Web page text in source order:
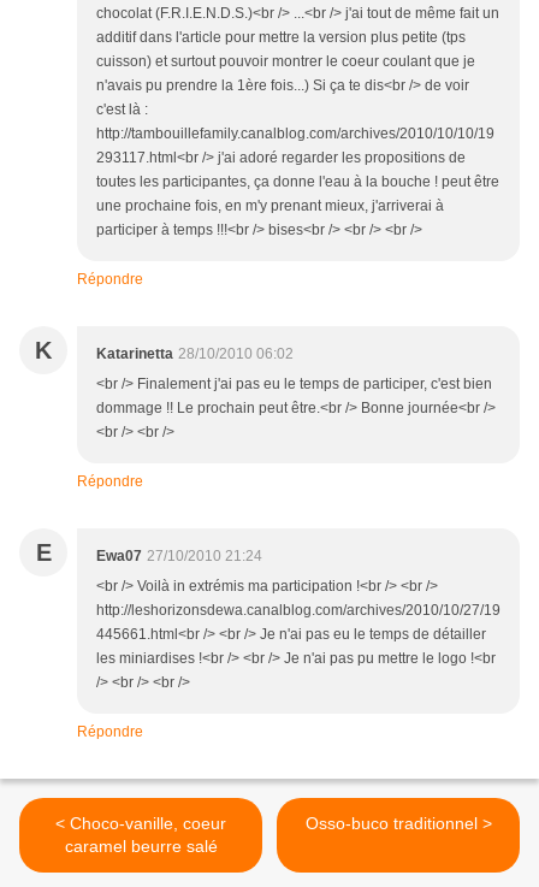
chocolat (F.R.I.E.N.D.S.)<br /> ...<br /> j'ai tout de même fait un
additif dans l'article pour mettre la version plus petite (tps
cuisson) et surtout pouvoir montrer le coeur coulant que je
n'avais pu prendre la 1ère fois...) Si ça te dis<br /> de voir
c'est là :
http://tambouillefamily.canalblog.com/archives/2010/10/10/19
293117.html<br /> j'ai adoré regarder les propositions de
toutes les participantes, ça donne l'eau à la bouche ! peut être
une prochaine fois, en m'y prenant mieux, j'arriverai à
participer à temps !!!<br /> bises<br /> <br /> <br />
Répondre
K Katarinetta 28/10/2010 06:02
<br /> Finalement j'ai pas eu le temps de participer, c'est bien
dommage !! Le prochain peut être.<br /> Bonne journée<br />
<br /> <br />
Répondre
E Ewa07 27/10/2010 21:24
<br /> Voilà in extrémis ma participation !<br /> <br />
http://leshorizonsdewa.canalblog.com/archives/2010/10/27/19
445661.html<br /> <br /> Je n'ai pas eu le temps de détailler
les miniardises !<br /> <br /> Je n'ai pas pu mettre le logo !<br
/> <br /> <br />
Répondre
< Choco-vanille, coeur
caramel beurre salé
Osso-buco traditionnel >